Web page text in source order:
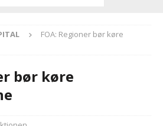
FOA: Regioner bør køre
bør køre